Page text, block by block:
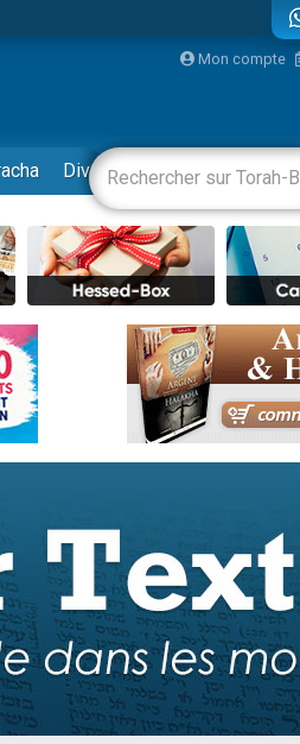
insalubre
perdre leur maman
Mon compte
Divertissements Livres